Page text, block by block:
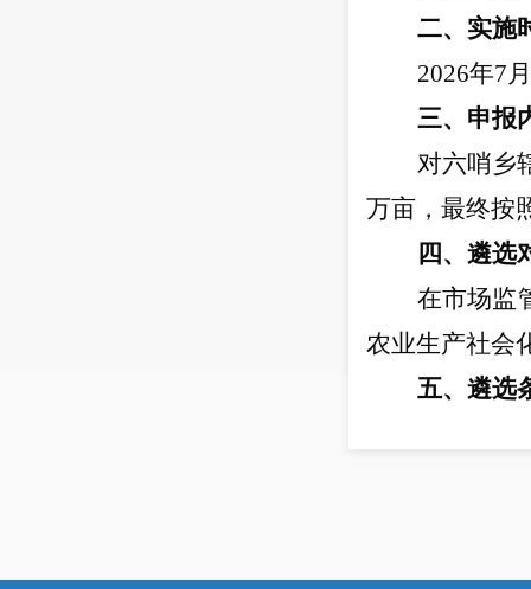
二、实施
2026年7月
三、申报
对六哨乡
万亩，最终按
四、遴选
在市场监
农业生产社会
五、遴选